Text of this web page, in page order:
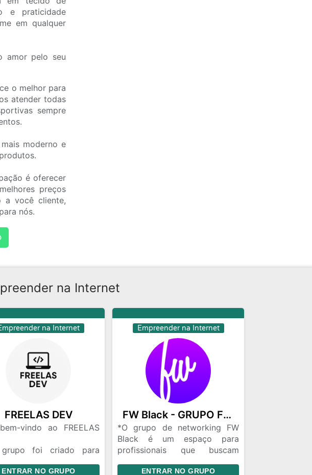
e praticidade
em qualquer
amor pelo seu
o melhor para
atender todas
sempre
moderno e
é oferecer
preços
a você cliente,
nós.
na Internet
na Internet
FREELAS DEV
vindo ao FREELAS
foi criado para
reais de freelas,
ENTRAR NO GRUPO
Empreender na Internet
FW Black - GRUPO FECHADO
*O grupo de networking FW
Black é um espaço para
profissionais que buscam
juntos! 🌱🤝*
ENTRAR NO GRUPO